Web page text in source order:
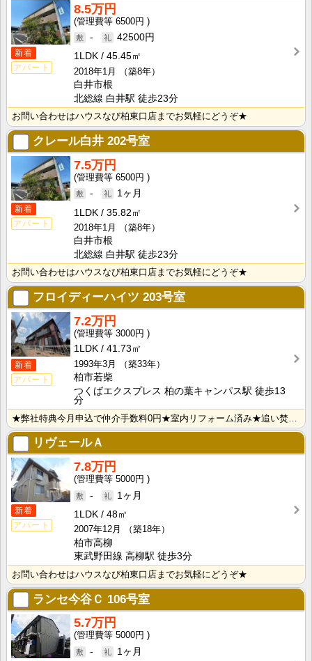
新着
アパート
8.5万円
6500円
-
42500円
1LDK
45.45㎡
2018年1月
（築8年）
白井市根
北総線 白井駅 徒歩23分
お問い合わせはハウスなび柏東口店までお気軽にどうぞ★
クレール白井 202号室
新着
アパート
7.5万円
6500円
-
1ヶ月
1LDK
35.82㎡
2018年1月
（築8年）
白井市根
北総線 白井駅 徒歩23分
お問い合わせはハウスなび柏東口店までお気軽にどうぞ★
フロイディーハイツ 203号室
新着
アパート
7.2万円
3000円
1LDK
41.73㎡
1993年3月
（築33年）
柏市若柴
つくばエクスプレス 柏の葉キャンパス駅 徒歩13
分
リヴェールＡ
新着
アパート
7.8万円
5000円
-
1ヶ月
1LDK
48㎡
2007年12月
（築18年）
柏市高柳
東武野田線 高柳駅 徒歩3分
お問い合わせはハウスなび柏東口店までお気軽にどうぞ★
ランセ今谷Ｃ 106号室
5.7万円
5000円
-
1ヶ月